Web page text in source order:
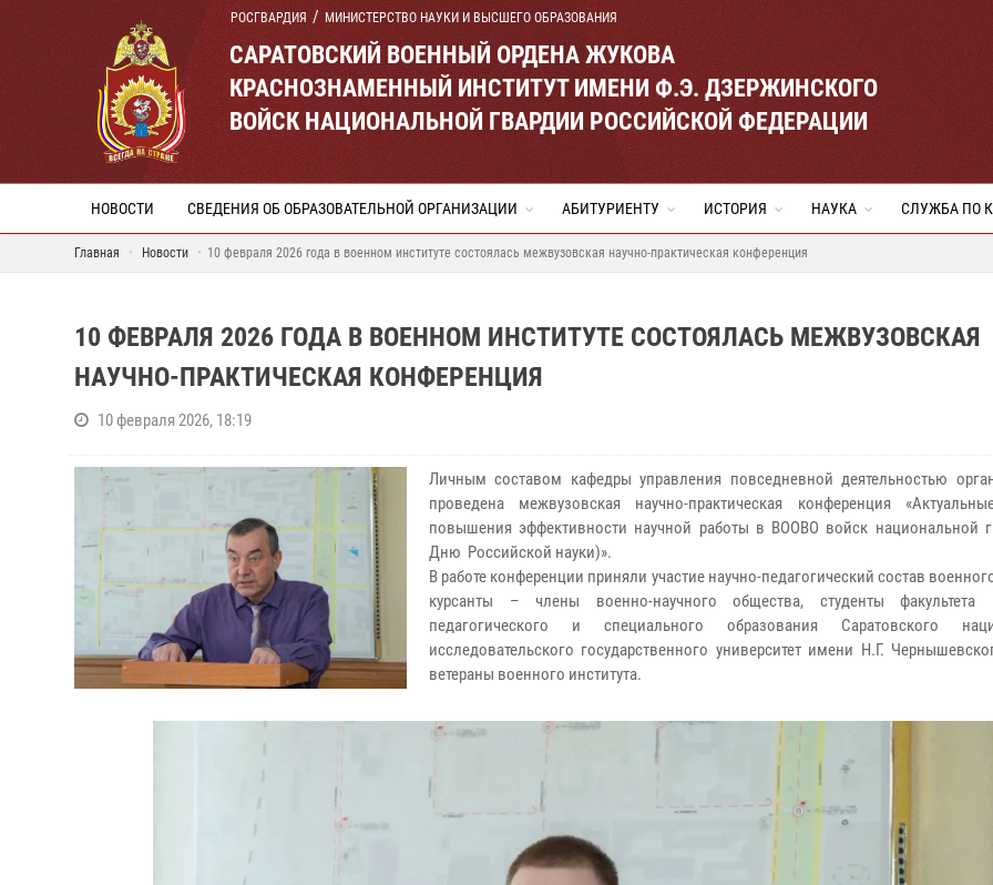
РОСГВАРДИЯ МИНИСТЕРСТВО НАУКИ И ВЫСШЕГО ОБРАЗОВАНИЯ
САРАТОВСКИЙ ВОЕННЫЙ ОРДЕНА ЖУКОВА
КРАСНОЗНАМЕННЫЙ ИНСТИТУТ ИМЕНИ Ф.Э. ДЗЕРЖИНСКОГО
ВОЙСК НАЦИОНАЛЬНОЙ ГВАРДИИ РОССИЙСКОЙ ФЕДЕРАЦИИ
НОВОСТИ СВЕДЕНИЯ ОБ ОБРАЗОВАТЕЛЬНОЙ ОРГАНИЗАЦИИ АБИТУРИЕНТУ ИСТОРИЯ НАУКА СЛУЖБА ПО
Главная Новости 10 февраля 2026 года в военном институте состоялась межвузовская научно-практическая конференция
10 ФЕВРАЛЯ 2026 ГОДА В ВОЕННОМ ИНСТИТУТЕ СОСТОЯЛАСЬ МЕЖВУЗОВСКАЯ
НАУЧНО-ПРАКТИЧЕСКАЯ КОНФЕРЕНЦИЯ
10 февраля 2026, 18:19
Личным составом кафедры управления повседневной деятельностью
проведена межвузовская научно-практическая конференция
повышения эффективности научной работы в ВООВО войск национальной
Дню Российской науки)».
В работе конференции приняли участие научно-педагогический состав
курсанты – члены военно-научного общества, студенты факультета
педагогического и специального образования Саратовского
исследовательского государственного университет имени Н.Г.
ветераны военного института.